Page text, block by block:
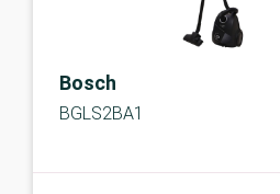
Bosch
BGLS2BA1